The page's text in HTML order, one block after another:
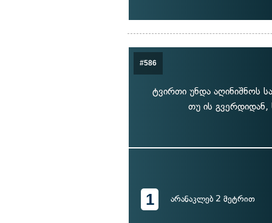
#586
ტვირთი უნდა აღინიშნოს
თუ ის გვერდიდან,
1 არანაკლებ 2 მეტრით